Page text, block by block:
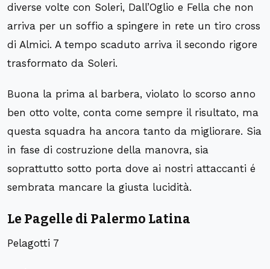
diverse volte con Soleri, Dall’Oglio e Fella che non
arriva per un soffio a spingere in rete un tiro cross
di Almici. A tempo scaduto arriva il secondo rigore
trasformato da Soleri.
Buona la prima al barbera, violato lo scorso anno
ben otto volte, conta come sempre il risultato, ma
questa squadra ha ancora tanto da migliorare. Sia
in fase di costruzione della manovra, sia
soprattutto sotto porta dove ai nostri attaccanti é
sembrata mancare la giusta lucidità.
Le Pagelle di Palermo Latina
Pelagotti 7